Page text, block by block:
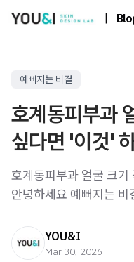
예뻐지는 비결
호계동피부과
싶다면 '이것'
호계동피부과 얼굴 크기
안녕하세요 예뻐지는 비
YOU&I
Mar 30, 2026